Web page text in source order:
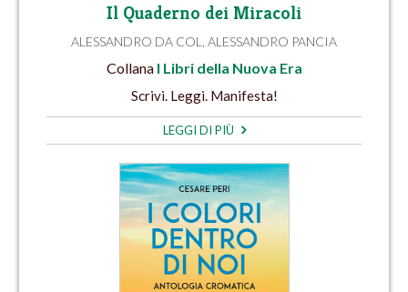
Il Quaderno dei Miracoli
ALESSANDRO DA COL ALESSANDRO PANCIA
Collana I Libri della Nuova Era
Scrivi. Leggi. Manifesta!
LEGGI DI PIÙ